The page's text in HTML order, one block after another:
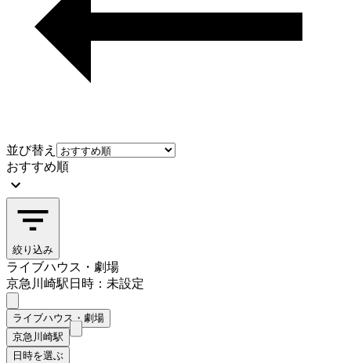
並び替え
おすすめ順
絞り込み
ライブハウス・劇場
京急川崎駅日時：未設定
ライブハウス・劇場
京急川崎駅
日時を選ぶ